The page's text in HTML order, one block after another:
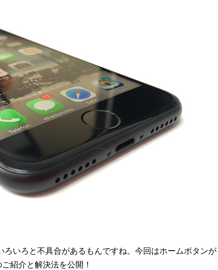
いろと不具合があるもんですね。今回はホームボタンが
紹介と解決法を公開！